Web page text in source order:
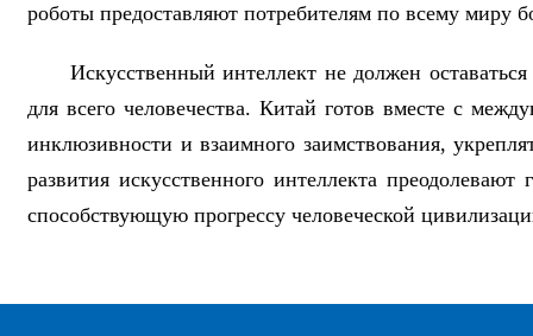
роботы предоставляют потребителям по всему миру
Искусственный интеллект не должен
для всего человечества. Китай готов вместе с
инклюзивности и взаимного заимствования,
развития искусственного интеллекта
способствующую прогрессу человеческой